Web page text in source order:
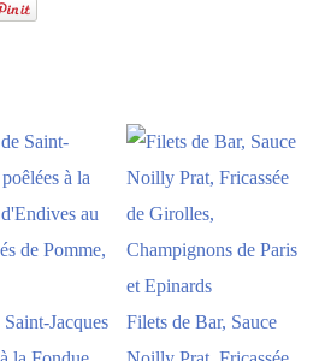
Jacques
Filets de Bar, Sauce